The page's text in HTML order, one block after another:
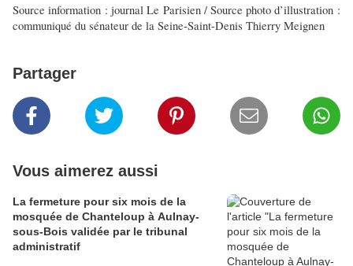
Source information : journal Le Parisien / Source photo d’illustration :
communiqué du sénateur de la Seine-Saint-Denis Thierry Meignen
Partager
Vous aimerez aussi
La fermeture pour six mois de la
mosquée de Chanteloup à Aulnay-
sous-Bois validée par le tribunal
administratif